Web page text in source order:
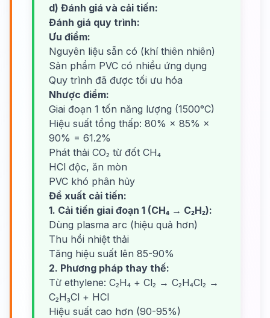
d) Đánh giá và cải tiến:
Đánh giá quy trình:
Ưu điểm:
Nguyên liệu sẵn có (khí thiên nhiên)
Sản phẩm PVC có nhiều ứng dụng
Quy trình đã được tối ưu hóa
Nhược điểm:
Giai đoạn 1 tốn năng lượng (1500°C)
Hiệu suất tổng thấp: 80% × 85% ×
90% = 61.2%
Phát thải CO₂ từ đốt CH₄
HCl độc, ăn mòn
PVC khó phân hủy
Đề xuất cải tiến:
1. Cải tiến giai đoạn 1 (CH₄ → C₂H₂):
Dùng plasma arc (hiệu quả hơn)
Thu hồi nhiệt thải
Tăng hiệu suất lên 85-90%
2. Phương pháp thay thế:
Từ ethylene: C₂H₄ + Cl₂ → C₂H₄Cl₂ →
C₂H₃Cl + HCl
Hiệu suất cao hơn (90-95%)